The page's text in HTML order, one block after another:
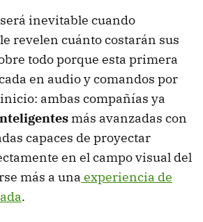
inevitable cuando
revelen cuánto costarán sus
todo porque esta primera
en audio y comandos por
ambas compañías ya
más avanzadas con
capaces de proyectar
en el campo visual del
más a una experiencia de
.